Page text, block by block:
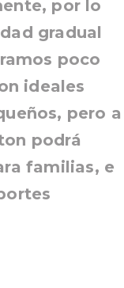
por lo
gradual
poco
ideales
pero a
podrá
familias, e